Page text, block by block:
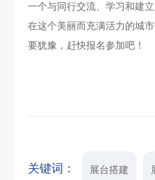
一个与同行交流、学习和建
在这个美丽而充满活力的城
要犹豫，赶快报名参加吧！
关键词： 展台搭建